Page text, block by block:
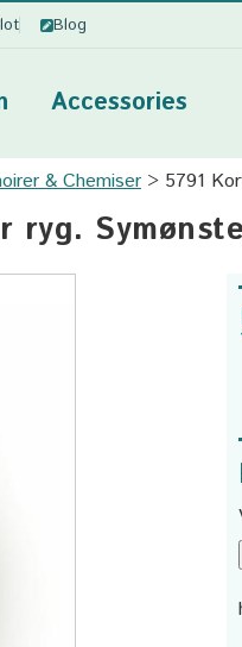
Blog
Accessories
& Chemiser 5791
ryg.